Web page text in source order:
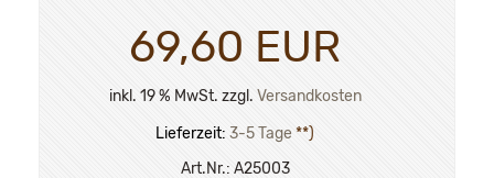
69,60 EUR
inkl. 19 % MwSt. zzgl. Versandkosten
Lieferzeit: 3-5 Tage **)
Art.Nr.: A25003